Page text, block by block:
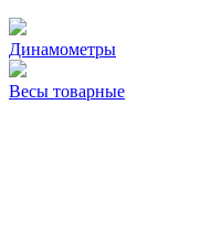
Динамометры
Весы товарные